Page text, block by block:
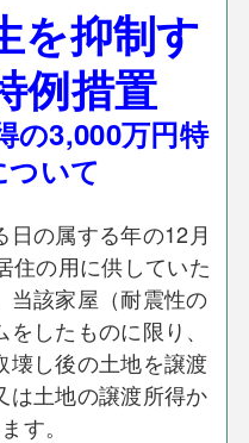
を抑制す
例措置
の3,000万円特
ついて
の属する年の12月
住の用に供していた
当該家屋（耐震性の
したものに限り、
壊し後の土地を譲渡
は土地の譲渡所得か
す。